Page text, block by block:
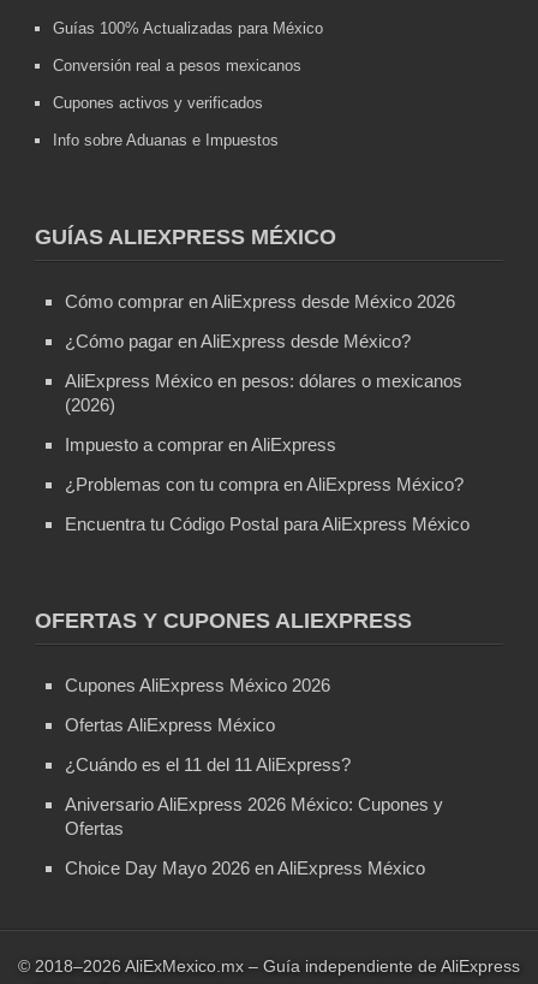
Guías 100% Actualizadas para México
Conversión real a pesos mexicanos
Cupones activos y verificados
Info sobre Aduanas e Impuestos
GUÍAS ALIEXPRESS MÉXICO
Cómo comprar en AliExpress desde México 2026
¿Cómo pagar en AliExpress desde México?
AliExpress México en pesos: dólares o mexicanos
(2026)
Impuesto a comprar en AliExpress
¿Problemas con tu compra en AliExpress México?
Encuentra tu Código Postal para AliExpress México
OFERTAS Y CUPONES ALIEXPRESS
Cupones AliExpress México 2026
Ofertas AliExpress México
¿Cuándo es el 11 del 11 AliExpress?
Aniversario AliExpress 2026 México: Cupones y
Ofertas
Choice Day Mayo 2026 en AliExpress México
© 2018–2026 AliExMexico.mx – Guía independiente de AliExpress